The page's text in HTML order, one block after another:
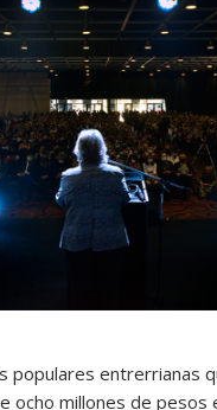
populares entrerrianas
ocho millones de pesos